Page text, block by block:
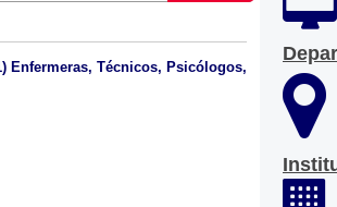
Enfermeras, Técnicos, Psicólogos,